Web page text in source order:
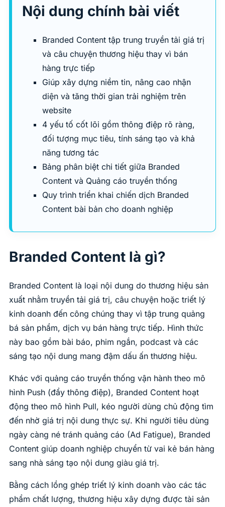
Nội dung chính bài viết
Branded Content tập trung truyền tải giá trị
và câu chuyện thương hiệu thay vì bán
hàng trực tiếp
Giúp xây dựng niềm tin, nâng cao nhận
diện và tăng thời gian trải nghiệm trên
website
4 yếu tố cốt lõi gồm thông điệp rõ ràng,
đối tượng mục tiêu, tính sáng tạo và khả
năng tương tác
Bảng phân biệt chi tiết giữa Branded
Content và Quảng cáo truyền thống
Quy trình triển khai chiến dịch Branded
Content bài bản cho doanh nghiệp
Branded Content là gì?
Branded Content là loại nội dung do thương hiệu sản
xuất nhằm truyền tải giá trị, câu chuyện hoặc triết lý
kinh doanh đến công chúng thay vì tập trung quảng
bá sản phẩm, dịch vụ bán hàng trực tiếp. Hình thức
này bao gồm bài báo, phim ngắn, podcast và các
sáng tạo nội dung mang đậm dấu ấn thương hiệu.
Khác với quảng cáo truyền thống vận hành theo mô
hình Push (đẩy thông điệp), Branded Content hoạt
động theo mô hình Pull, kéo người dùng chủ động tìm
đến nhờ giá trị nội dung thực sự. Khi người tiêu dùng
ngày càng né tránh quảng cáo (Ad Fatigue), Branded
Content giúp doanh nghiệp chuyển từ vai kẻ bán hàng
sang nhà sáng tạo nội dung giàu giá trị.
Bằng cách lồng ghép triết lý kinh doanh vào các tác
phẩm chất lượng, thương hiệu xây dựng được tài sản